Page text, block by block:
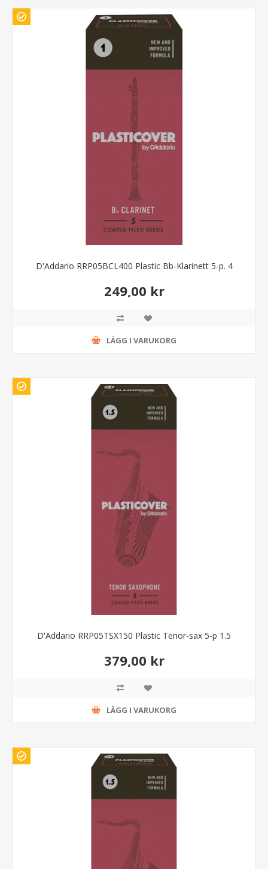
D'Addario RRP05BCL400 Plastic Bb-Klarinett 5-p. 4
249,00 kr
LÄGG I VARUKORG
D'Addario RRP05TSX150 Plastic Tenor-sax 5-p 1.5
379,00 kr
LÄGG I VARUKORG